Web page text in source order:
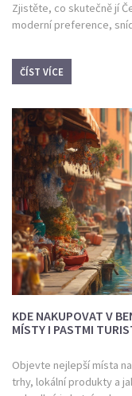
Zjistěte, co skutečně jí
moderní preference,
ČÍST VÍCE
KDE NAKUPOVAT V
MÍSTY I PASTMI
Objevte nejlepší místa
trhy, lokální produkty a